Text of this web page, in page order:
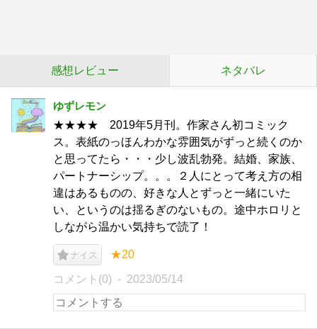
感想レビュー ネタバレ
ゆずレモン
★★★★ 2019年5月刊。作家さん初コミック
ス。表紙のっほんわかな雰囲気がずっと続くのか
と思ってたら・・・少し波乱勃発。結婚、家族、
パートナーシップ。。。２人にとって考え方の相
違はあるものの、好きな人とずっと一緒にいた
い、というのは揺るぎのないもの。途中ホロリと
しながら温かい気持ちで読了！
ナイス ★20
コメント(0) 2023/05/14